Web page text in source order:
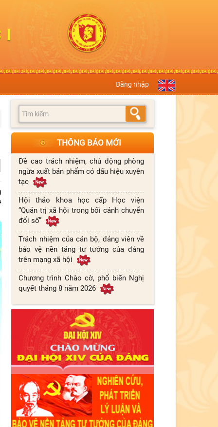
Đăng nhập
THÔNG BÁO MỚI
Đề cao trách nhiệm, chủ động phòng
ngừa xuất bản phẩm có dấu hiệu xuyên
tạc
Hội thảo khoa học cấp Học viện
“Quản trị xã hội trong bối cảnh chuyển
đổi số”
Trách nhiệm của cán bộ, đảng viên về
bảo vệ nền tảng tư tưởng của đảng
trên mạng xã hội
Chương trình Chào cờ, phổ biến Nghị
quyết tháng 8 năm 2026